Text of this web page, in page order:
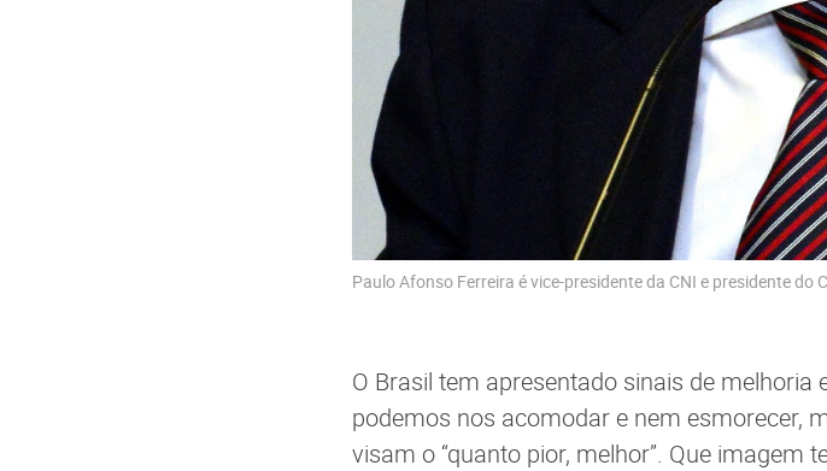
Paulo Afonso Ferreira é vice-presidente da CNI e presidente do
O Brasil tem apresentado sinais de
podemos nos acomodar e nem esmorecer,
visam o “quanto pior, melhor”. Que